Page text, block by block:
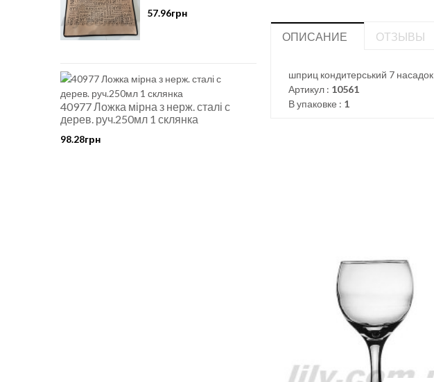
57.96грн
40977 Ложка мірна з нерж. сталі с
дерев. руч.250мл 1 склянка
98.28грн
ОПИСАНИЕ ОТЗЫВЫ
шприц кондитерський 7 насадок
Артикул : 10561
В упаковке : 1